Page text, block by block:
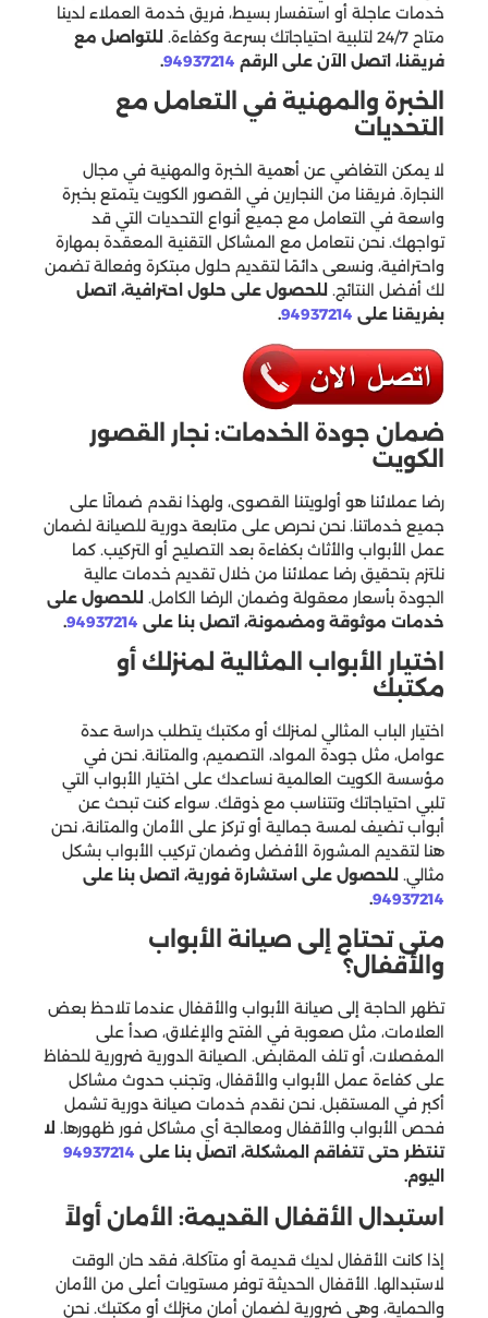
خدمات عاجلة أو استفسار بسيط، فريق خدمة العملاء لدينا
متاح 24/7 لتلبية احتياجاتك بسرعة وكفاءة.
للتواصل مع
فريقنا، اتصل الآن على الرقم 94937214
.
الخبرة والمهنية في التعامل مع
التحديات
لا يمكن التغاضي عن أهمية الخبرة والمهنية في مجال
النجارة. فريقنا من النجارين في القصور الكويت يتمتع بخبرة
واسعة في التعامل مع جميع أنواع التحديات التي قد
تواجهك. نحن نتعامل مع المشاكل التقنية المعقدة بمهارة
واحترافية، ونسعى دائمًا لتقديم حلول مبتكرة وفعالة تضمن
لك أفضل النتائج. للحصول على حلول احترافية، اتصل
بفريقنا على 94937214
.
ضمان جودة الخدمات: نجار القصور
الكويت
رضا عملائنا هو أولويتنا القصوى، ولهذا نقدم ضمانًا على
جميع خدماتنا. نحن نحرص على متابعة دورية للصيانة لضمان
عمل الأبواب والأثاث بكفاءة بعد التصليح أو التركيب. كما
نلتزم بتحقيق رضا عملائنا من خلال تقديم خدمات عالية
الجودة بأسعار معقولة وضمان الرضا الكامل. للحصول على
خدمات موثوقة ومضمونة، اتصل بنا على 94937214
.
اختيار الأبواب المثالية لمنزلك أو
مكتبك
اختيار الباب المثالي لمنزلك أو مكتبك يتطلب دراسة عدة
عوامل، مثل جودة المواد، التصميم، والمتانة. نحن في
مؤسسة الكويت العالمية نساعدك على اختيار الأبواب التي
تلبي احتياجاتك وتتناسب مع ذوقك. سواء كنت تبحث عن
أبواب تضيف لمسة جمالية أو تركز على الأمان والمتانة، نحن
هنا لتقديم المشورة الأفضل وضمان تركيب الأبواب بشكل
مثالي. للحصول على استشارة فورية، اتصل بنا على
94937214
.
متى تحتاج إلى صيانة الأبواب
والأقفال؟
تظهر الحاجة إلى صيانة الأبواب والأقفال عندما تلاحظ بعض
العلامات، مثل صعوبة في الفتح والإغلاق، صدأ على
المفصلات، أو تلف المقابض. الصيانة الدورية ضرورية للحفاظ
على كفاءة عمل الأبواب والأقفال، وتجنب حدوث مشاكل
أكبر في المستقبل. نحن نقدم خدمات صيانة دورية تشمل
فحص الأبواب والأقفال ومعالجة أي مشاكل فور ظهورها. لا
تنتظر حتى تتفاقم المشكلة، اتصل بنا على 94937214
اليوم.
استبدال الأقفال القديمة: الأمان أولاً
إذا كانت الأقفال لديك قديمة أو متآكلة، فقد حان الوقت
لاستبدالها. الأقفال الحديثة توفر مستويات أعلى من الأمان
والحماية، وهي ضرورية لضمان أمان منزلك أو مكتبك. نحن